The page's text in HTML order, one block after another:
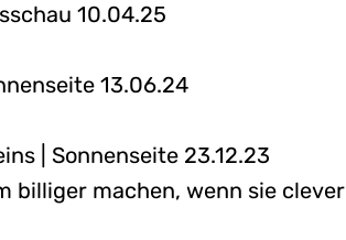
10.04.25
13.06.24
| Sonnenseite 23.12.23
billiger machen, wenn sie clever